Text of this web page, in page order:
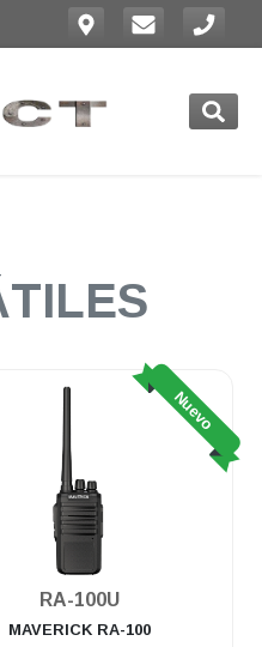
Nuevo
RA-100U
MAVERICK RA-100